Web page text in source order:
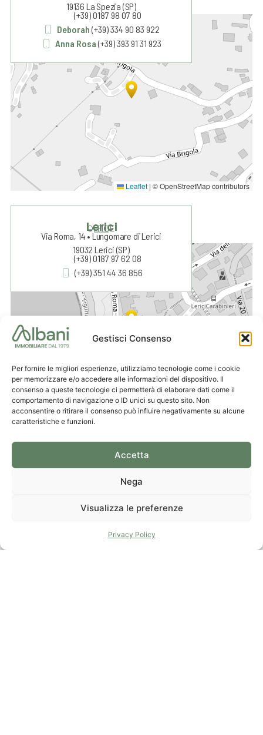
Gestisci Consenso
Per fornire le migliori esperienze, utilizziamo tecnologie come i cookie
per memorizzare e/o accedere alle informazioni del dispositivo. Il
consenso a queste tecnologie ci permetterà di elaborare dati come il
comportamento di navigazione o ID unici su questo sito. Non
acconsentire o ritirare il consenso può influire negativamente su alcune
caratteristiche e funzioni.
Accetta
Nega
Visualizza le preferenze
Privacy Policy
19136 La Spezia (SP)
(+39) 0187 98 07 80
Deborah(+39) 334 90 83 922
Anna Rosa(+39) 393 91 31 923
Leaflet | © OpenStreetMap contributors
OFFICE
Lerici
Via Roma, 14 • Lungomare di Lerici
19032 Lerici (SP)
(+39) 0187 97 62 08
(+39) 351 44 36 856
Leaflet|© OpenStreetMap contributors